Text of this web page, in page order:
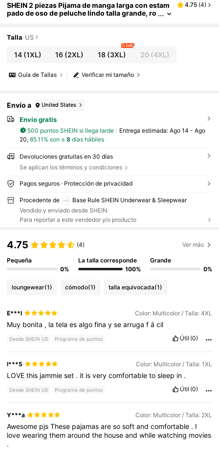
SHEIN 2 piezas Pijama de manga larga con estam
pado de oso de peluche lindo talla grande, ro
4.75 (4)
Talla US
14(1XL) 16 (2XL) 18(3XL)
5 left
20(4XL)
Verificar mi tamaño
Guía de Tallas
Envío a United States
Envío gratis
500 puntos SHEIN si llega tarde Entrega estimada: Ago 14 - Ago
20, 85.11% son ≤ 8días hábiles
Devoluciones gratuitas en 30 días
Se aplican los términos y condiciones
Pagos seguros · Protección de privacidad
Procedente de
Base Rule SHEIN Underwear & Sleepwear
Vendido y enviado desde SHEIN.
Para reportar a este vendedor y/o producto
4.75 (4) Ver más
Pequeña
0%
La talla corresponde
100%
Grande
0%
loungewear(1) cómodo(1) talla equivocada(1)
E***l Color: Multicolor / Talla: 4XL
Muy bonita , latelaesalgofinaysearrugafácil
Desde SHEIN US Programa de puntos Útil (0)
l***5 Color: Multicolor / Talla: 1XL
LOVEthis jammieset . it isverycomfortabletosleep in .
Desde SHEIN US Programa de puntos Útil (0)
Y***a Color: Multicolor / Talla: 2XL
Awesome pjsThese pajamasaresosoftandcomfortable . I
lovewearingthemaroundthe houseandwhilewatching movies
.